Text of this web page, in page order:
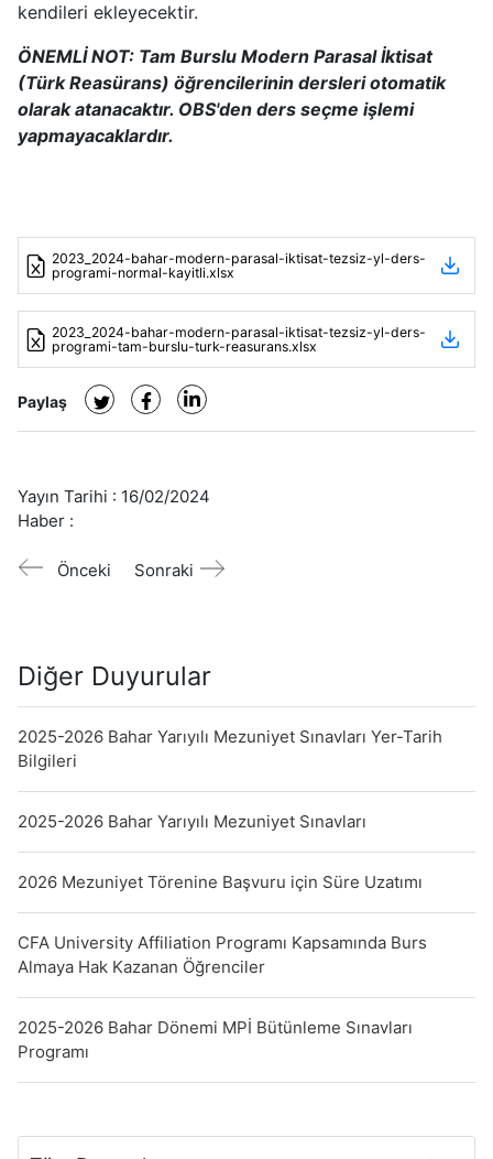
kendileri ekleyecektir.
ÖNEMLİ NOT: Tam Burslu Modern Parasal İktisat
(Türk Reasürans) öğrencilerinin dersleri otomatik
olarak atanacaktır. OBS'den ders seçme işlemi
yapmayacaklardır.
2023_2024-bahar-modern-parasal-iktisat-tezsiz-yl-ders-
programi-normal-kayitli.xlsx
2023_2024-bahar-modern-parasal-iktisat-tezsiz-yl-ders-
programi-tam-burslu-turk-reasurans.xlsx
Paylaş
Yayın Tarihi : 16/02/2024
Haber :
Önceki Sonraki
Diğer Duyurular
2025-2026 Bahar Yarıyılı Mezuniyet Sınavları Yer-Tarih
Bilgileri
2025-2026 Bahar Yarıyılı Mezuniyet Sınavları
2026 Mezuniyet Törenine Başvuru için Süre Uzatımı
CFA University Affiliation Programı Kapsamında Burs
Almaya Hak Kazanan Öğrenciler
2025-2026 Bahar Dönemi MPİ Bütünleme Sınavları
Programı